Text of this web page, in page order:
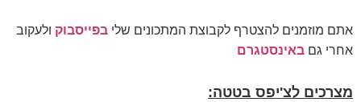
אתם מוזמנים להצטרף לקבוצת המתכונים שלי בפייסבוק ולעקוב
אחרי גם באינסטגרם
מצרכים לצ'יפס בטטה: